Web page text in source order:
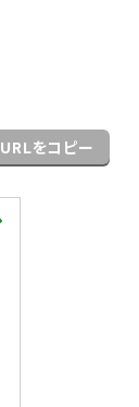
URLをコピー